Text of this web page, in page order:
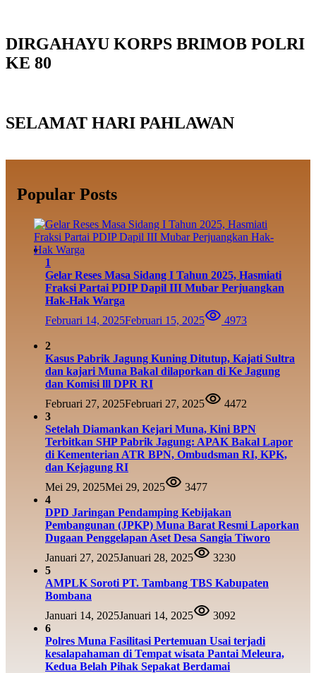
DIRGAHAYU KORPS BRIMOB POLRI
KE 80
SELAMAT HARI PAHLAWAN
Popular Posts
1
Gelar Reses Masa Sidang I Tahun 2025, Hasmiati
Fraksi Partai PDIP Dapil III Mubar Perjuangkan
Hak-Hak Warga
Februari 14, 2025Februari 15, 2025 4973
2
Kasus Pabrik Jagung Kuning Ditutup, Kajati Sultra
dan kajari Muna Bakal dilaporkan di Ke Jagung
dan Komisi lll DPR RI
Februari 27, 2025Februari 27, 2025
4472
3
Setelah Diamankan Kejari Muna, Kini BPN
Terbitkan SHP Pabrik Jagung: APAK Bakal Lapor
di Kementerian ATR BPN, Ombudsman RI, KPK,
dan Kejagung RI
Mei 29, 2025Mei 29, 2025
3477
4
DPD Jaringan Pendamping Kebijakan
Pembangunan (JPKP) Muna Barat Resmi Laporkan
Dugaan Penggelapan Aset Desa Sangia Tiworo
Januari 27, 2025Januari 28, 2025
3230
5
AMPLK Soroti PT. Tambang TBS Kabupaten
Bombana
Januari 14, 2025Januari 14, 2025
3092
6
Polres Muna Fasilitasi Pertemuan Usai terjadi
kesalapahaman di Tempat wisata Pantai Meleura,
Kedua Belah Pihak Sepakat Berdamai